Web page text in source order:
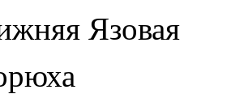
Язовая